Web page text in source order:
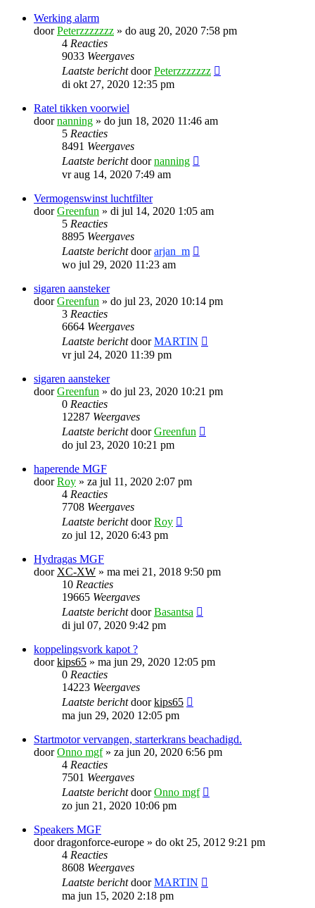
Werking alarm
doorPeterzzzzzzz » do aug 20, 2020 7:58 pm
4 Reacties
9033 Weergaves
Laatste berichtdoorPeterzzzzzzz
di okt 27, 2020 12:35 pm
Ratel tikken voorwiel
doornanning » do jun 18, 2020 11:46 am
5 Reacties
8491 Weergaves
Laatste berichtdoornanning
vr aug 14, 2020 7:49 am
Vermogenswinst luchtfilter
doorGreenfun » di jul 14, 2020 1:05 am
5 Reacties
8895 Weergaves
Laatste berichtdoorarjan_m
wo jul 29, 2020 11:23 am
sigaren aansteker
doorGreenfun » do jul 23, 2020 10:14 pm
3 Reacties
6664 Weergaves
Laatste berichtdoorMARTIN
vr jul 24, 2020 11:39 pm
sigaren aansteker
doorGreenfun » do jul 23, 2020 10:21 pm
0 Reacties
12287 Weergaves
Laatste berichtdoorGreenfun
do jul 23, 2020 10:21 pm
haperende MGF
doorRoy » za jul 11, 2020 2:07 pm
4 Reacties
7708 Weergaves
Laatste berichtdoorRoy
zo jul 12, 2020 6:43 pm
Hydragas MGF
door XC-XW » ma mei 21, 2018 9:50 pm
10 Reacties
19665 Weergaves
Laatste berichtdoorBasantsa
di jul 07, 2020 9:42 pm
koppelingsvork kapot ?
doorkips65 » ma jun 29, 2020 12:05 pm
0 Reacties
14223 Weergaves
Laatste berichtdoorkips65
ma jun 29, 2020 12:05 pm
Startmotor vervangen, starterkrans beachadigd.
doorOnno mgf» za jun 20, 2020 6:56 pm
4 Reacties
7501 Weergaves
Laatste berichtdoorOnno mgf
zo jun 21, 2020 10:06 pm
Speakers MGF
doordragonforce-europe » do okt 25, 2012 9:21 pm
4 Reacties
8608 Weergaves
Laatste berichtdoorMARTIN
ma jun 15, 2020 2:18 pm